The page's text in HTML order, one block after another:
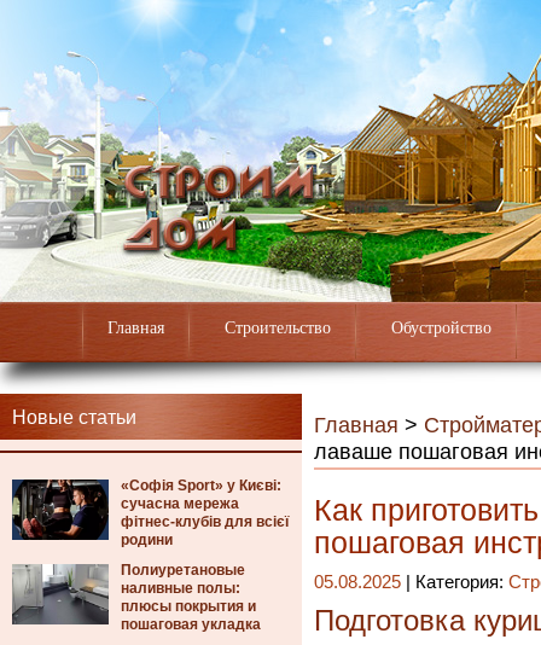
Главная Строительство Обустройство
Новые статьи
«Софія Sport» у Києві:
сучасна мережа
фітнес-клубів для всієї
родини
Полиуретановые
наливные полы:
плюсы покрытия и
пошаговая укладка
Главная >
лаваше пошаговая
Как
пошаговая
05.08.2025 | Категория:
Подготовка